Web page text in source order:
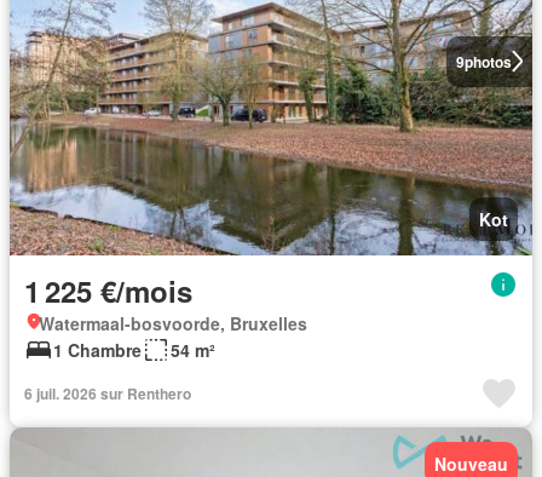
9photos
Kot
1 225 €/mois
Watermaal-bosvoorde, Bruxelles
1 Chambre
54 m²
6 juil. 2026 sur Renthero
Nouveau